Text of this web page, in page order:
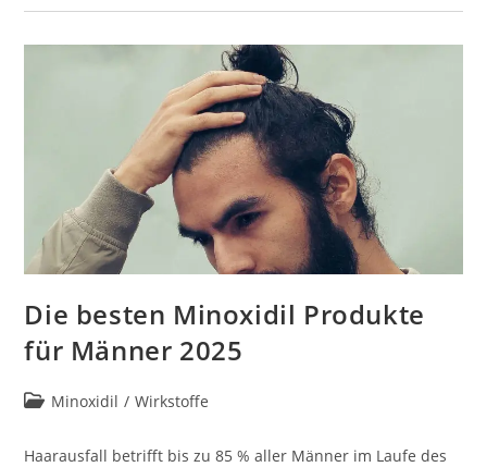
Produktempfehlungen
Die besten Minoxidil Produkte
für Männer 2025
Beitrags-
Minoxidil / Wirkstoffe
Haarausfall betrifft bis zu 85 % aller Männer im Laufe des